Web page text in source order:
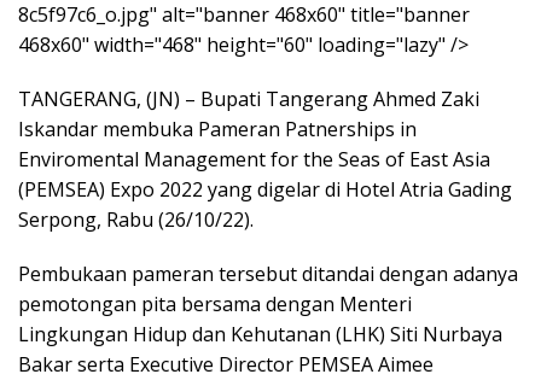
8c5f97c6_o.jpg" alt="banner 468x60" title="banner
468x60" width="468" height="60" loading="lazy" />
TANGERANG, (JN) – Bupati Tangerang Ahmed Zaki
Iskandar membuka Pameran Patnerships in
Enviromental Management for the Seas of East Asia
(PEMSEA) Expo 2022 yang digelar di Hotel Atria Gading
Serpong, Rabu (26/10/22).
Pembukaan pameran tersebut ditandai dengan adanya
pemotongan pita bersama dengan Menteri
Lingkungan Hidup dan Kehutanan (LHK) Siti Nurbaya
Bakar serta Executive Director PEMSEA Aimee